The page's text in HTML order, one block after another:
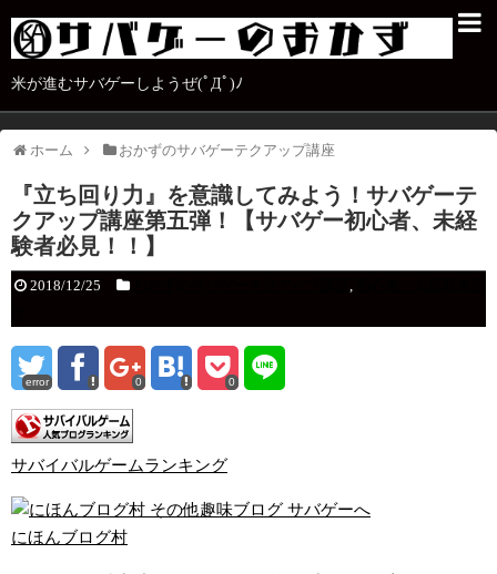
米が進むサバゲーしようぜ(ﾟДﾟ)ﾉ
ホーム おかずのサバゲーテクアップ講座
『立ち回り力』を意識してみよう！サバゲーテ
クアップ講座第五弾！【サバゲー初心者、未経
験者必見！！】
2018/12/25 ,
error 0 0
サバイバルゲームランキング
にほんブログ村